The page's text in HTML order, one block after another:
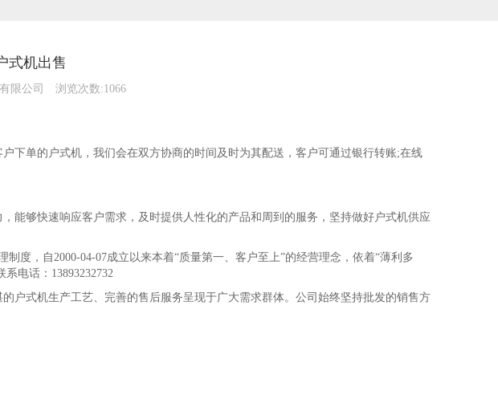
式机出售
限公司 浏览次数:1066
单的户式机，我们会在双方协商的时间及时为其配送，客户可通过银行转账;在线
够快速响应客户需求，及时提供人性化的产品和周到的服务，坚持做好户式机供应
，自2000-04-07成立以来本着“质量第一、客户至上”的经营理念，依着“薄利多
电话：13893232732
式机生产工艺、完善的售后服务呈现于广大需求群体。公司始终坚持批发的销售方